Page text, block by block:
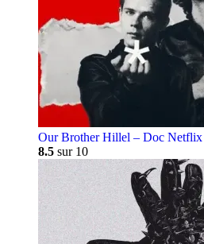
Our Brother Hillel – Doc Netflix
8.5 sur 10